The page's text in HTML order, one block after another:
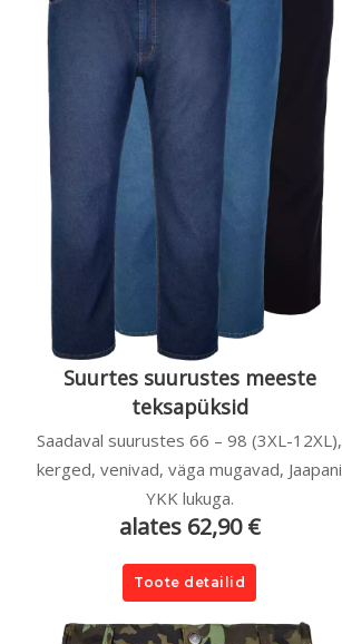
Suurtes suurustes meeste
teksapüksid
Saadaval suurustes 66 – 98 (3XL-12XL),
kerged, venivad, väga mugavad, Jaapani
YKK lukuga.
alates 62,90 €
Toote detailid